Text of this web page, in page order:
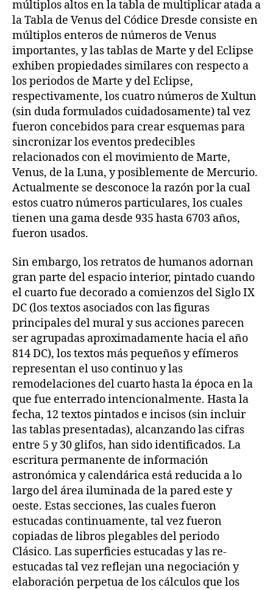
múltiplos altos en la tabla de multiplicar atada a
la Tabla de Venus del Códice Dresde consiste en
múltiplos enteros de números de Venus
importantes, y las tablas de Marte y del Eclipse
exhiben propiedades similares con respecto a
los periodos de Marte y del Eclipse,
respectivamente, los cuatro números de Xultun
(sin duda formulados cuidadosamente) tal vez
fueron concebidos para crear esquemas para
sincronizar los eventos predecibles
relacionados con el movimiento de Marte,
Venus, de la Luna, y posiblemente de Mercurio.
Actualmente se desconoce la razón por la cual
estos cuatro números particulares, los cuales
tienen una gama desde 935 hasta 6703 años,
fueron usados.
Sin embargo, los retratos de humanos adornan
gran parte del espacio interior, pintado cuando
el cuarto fue decorado a comienzos del Siglo IX
DC (los textos asociados con las figuras
principales del mural y sus acciones parecen
ser agrupadas aproximadamente hacia el año
814 DC), los textos más pequeños y efímeros
representan el uso continuo y las
remodelaciones del cuarto hasta la época en la
que fue enterrado intencionalmente. Hasta la
fecha, 12 textos pintados e incisos (sin incluir
las tablas presentadas), alcanzando las cifras
entre 5 y 30 glifos, han sido identificados. La
escritura permanente de información
astronómica y calendárica está reducida a lo
largo del área iluminada de la pared este y
oeste. Estas secciones, las cuales fueron
estucadas continuamente, tal vez fueron
copiadas de libros plegables del periodo
Clásico. Las superficies estucadas y las re-
estucadas tal vez reflejan una negociación y
elaboración perpetua de los cálculos que los